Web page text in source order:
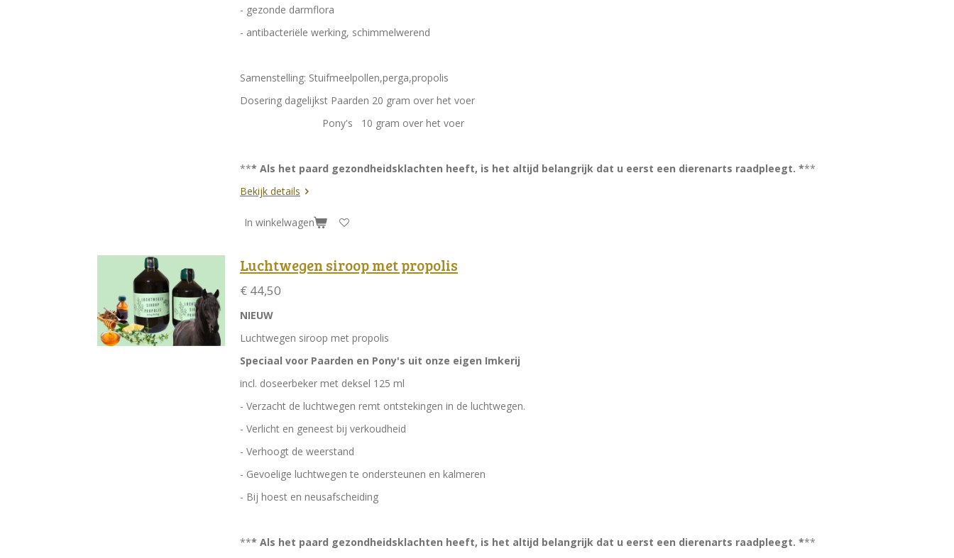
- gezonde darmflora
- antibacteriële werking, schimmelwerend
Samenstelling: Stuifmeelpollen,perga,propolis
Dosering dagelijkst Paarden 20 gram over het voer
Pony's 10 gram over het voer
*** Als het paard gezondheidsklachten heeft, is het altijd belangrijk dat u eerst een dierenarts raadpleegt. ***
Bekijk details
In winkelwagen
Luchtwegen siroop met propolis
€ 44,50
NIEUW
Luchtwegen siroop met propolis
Speciaal voor Paarden en Pony's uit onze eigen Imkerij
incl. doseerbeker met deksel 125 ml
- Verzacht de luchtwegen remt ontstekingen in de luchtwegen.
- Verlicht en geneest bij verkoudheid
- Verhoogt de weerstand
- Gevoelige luchtwegen te ondersteunen en kalmeren
- Bij hoest en neusafscheiding
*** Als het paard gezondheidsklachten heeft, is het altijd belangrijk dat u eerst een dierenarts raadpleegt. ***